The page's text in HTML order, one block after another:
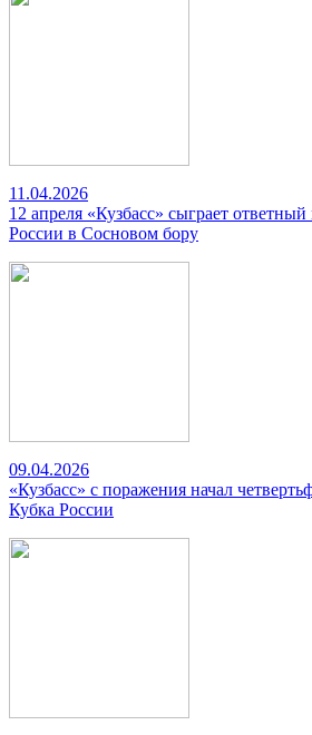
11.04.2026
12 апреля «Кузбасс» сыграет
России в Сосновом бору
09.04.2026
«Кузбасс» с поражения начал
Кубка России